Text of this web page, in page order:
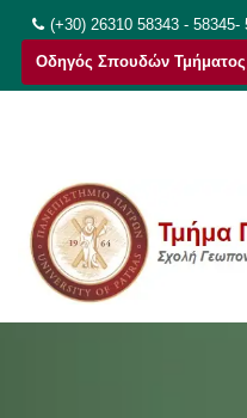
στο
περιεχόμενο
(+30) 26310 58343 - 58345-
Οδηγός Σπουδών Τμήματος